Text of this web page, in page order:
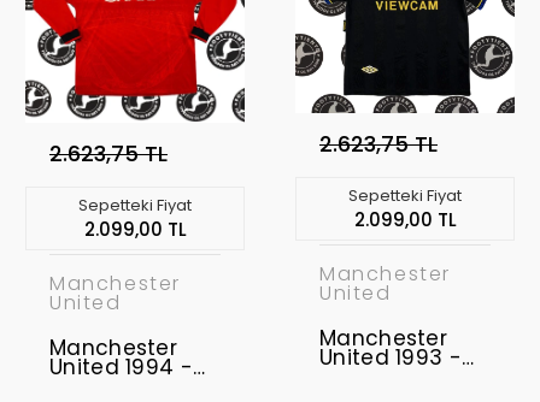
2.623,75 TL
Sepetteki Fiyat
2.099,00 TL
Manchester
United
Manchester
United 1994 -
2.623,75 TL
Sepetteki Fiyat
2.099,00 TL
Manchester
United
Manchester
United 1993 -